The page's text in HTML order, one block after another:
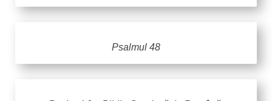
Psalmul 48